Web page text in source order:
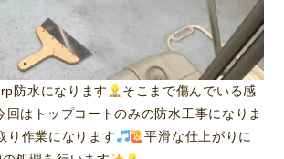
防水になります
そこまで傷んでいる感
回はトップコートのみの防水工事になりま
り作業になります
平滑な仕上がりに